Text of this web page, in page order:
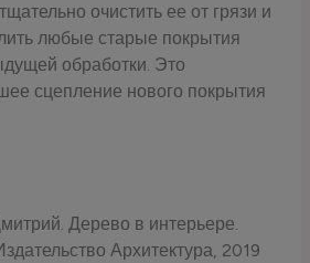
очистить ее от грязи и
любые старые покрытия
обработки. Это
сцепление нового покрытия
Дерево в интерьере.
Архитектура, 2019